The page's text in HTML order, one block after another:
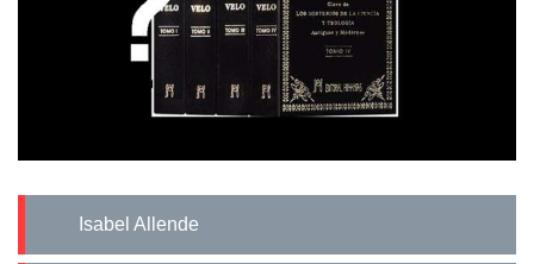
Isabel Allende